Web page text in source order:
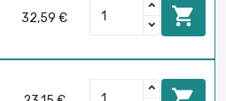
32,59 € 